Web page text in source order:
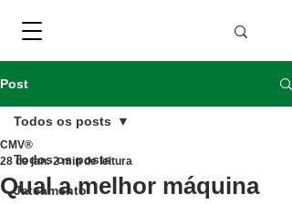
Post
Todos os posts
Jateamento
Todos os posts
Qual a melhor máquina
CMV®
28 de jan. 2 min de leitura